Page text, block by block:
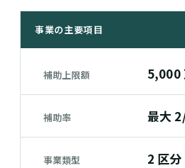
事業の主要項目
補助上限額 5,000
補助率 最大
事業類型 2 区分